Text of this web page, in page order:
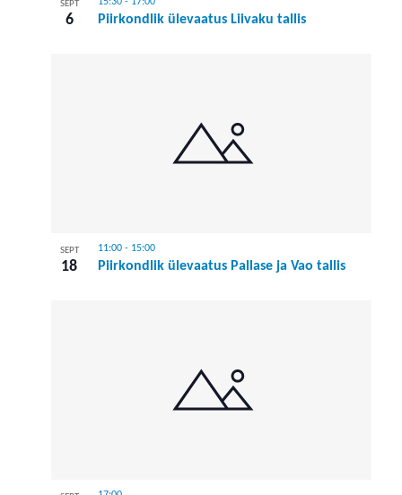
SEPT
6 Piirkondlik ülevaatus Liivaku tallis
SEPT
18 Piirkondlik ülevaatus Pallase ja Vao tallis
11:00- 15:00